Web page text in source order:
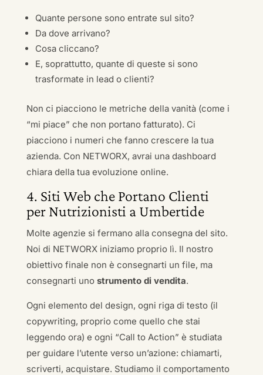
Quante persone sono entrate sul sito?
Da dove arrivano?
Cosa cliccano?
E, soprattutto, quante di queste si sono
trasformate in lead o clienti?
Non ci piacciono le metriche della vanità (come i
“mi piace” che non portano fatturato). Ci
piacciono i numeri che fanno crescere la tua
azienda. Con NETWORX, avrai una dashboard
chiara della tua evoluzione online.
4. Siti Web che Portano Clienti
per Nutrizionisti a Umbertide
Molte agenzie si fermano alla consegna del sito.
Noi di NETWORX iniziamo proprio lì. Il nostro
obiettivo finale non è consegnarti un file, ma
consegnarti uno strumento di vendita.
Ogni elemento del design, ogni riga di testo (il
copywriting, proprio come quello che stai
leggendo ora) e ogni “Call to Action” è studiata
per guidare l’utente verso un’azione: chiamarti,
scriverti, acquistare. Studiamo il comportamento